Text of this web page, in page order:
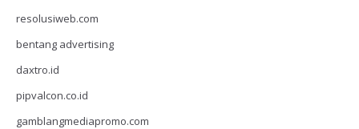
resolusiweb.com
bentang advertising
daxtro.id
pipvalcon.co.id
gamblangmediapromo.com